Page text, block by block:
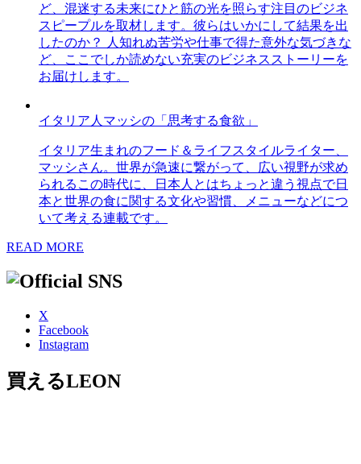
ど、混迷する未来にひと筋の光を照らす注目のビジネ
スピープルを取材します。彼らはいかにして結果を出
したのか？ 人知れぬ苦労や仕事で得た意外な気づきな
ど、ここでしか読めない充実のビジネスストーリーを
お届けします。
イタリア人マッシの「思考する食欲」
イタリア生まれのフード＆ライフスタイルライター、
マッシさん。世界が急速に繋がって、広い視野が求め
られるこの時代に、日本人とはちょっと違う視点で日
本と世界の食に関する文化や習慣、メニューなどにつ
いて考える連載です。
READ MORE
X
Facebook
Instagram
買えるLEON